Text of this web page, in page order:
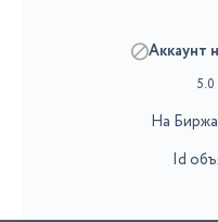
Аккаунт
5.0
На
Id